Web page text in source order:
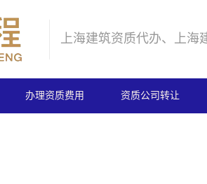
上海建筑资质代办、上
办理资质费用 资质公司转让